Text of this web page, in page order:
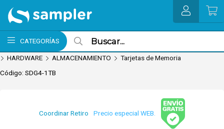
Enviar a email
CATEGORÍAS
MI COMPRA
HARDWARE ALMACENAMIENTO
Tarjetas de Memoria
Código: SDG4-1TB
Coordinar Retiro Precio especial WEB.